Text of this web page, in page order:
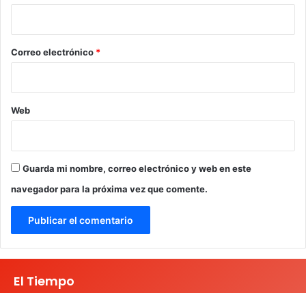
*
Correo electrónico *
Web
Guarda mi nombre, correo electrónico y web en este
navegador para la próxima vez que comente.
El Tiempo